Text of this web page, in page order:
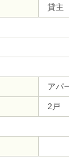
貸主
アパ
2戸